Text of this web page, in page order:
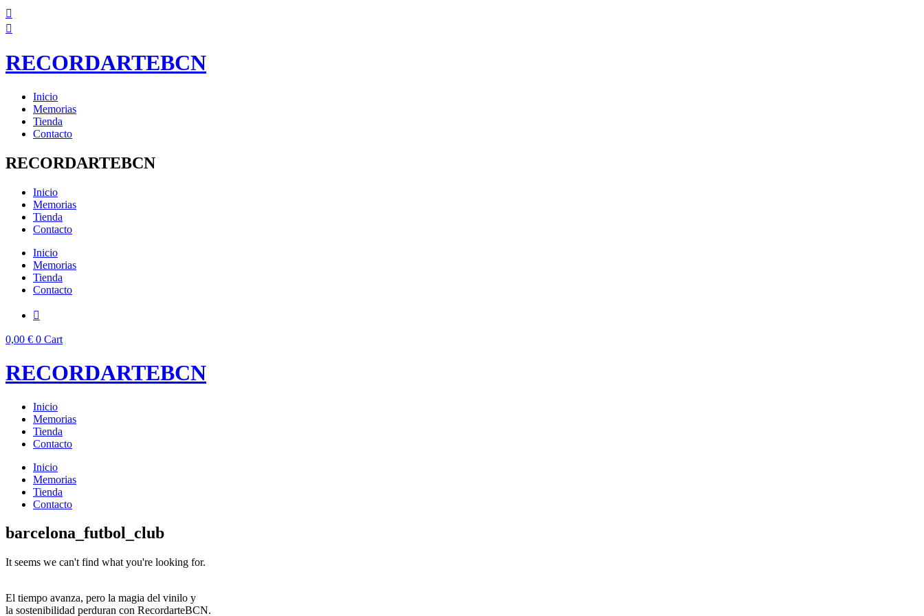
Ir
al
contenido
RECORDARTEBCN
Inicio
Memorias
Tienda
Contacto
RECORDARTEBCN
Inicio
Memorias
Tienda
Contacto
Inicio
Memorias
Tienda
Contacto
0,00 € 0 Cart
RECORDARTEBCN
Inicio
Memorias
Tienda
Contacto
Inicio
Memorias
Tienda
Contacto
barcelona_futbol_club
It seems we can't find what you're looking for.
El tiempo avanza, pero la magia del vinilo y
la sostenibilidad perduran con RecordarteBCN.